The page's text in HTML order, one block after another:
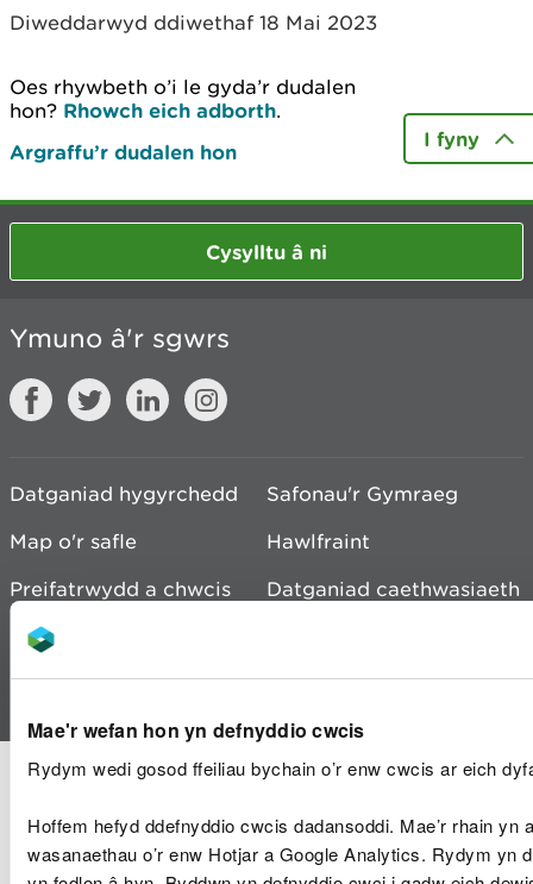
Mae'r wefan hon yn defnyddio cwcis
Rydym wedi gosod ffeiliau bychain o’r enw cwcis ar eich
Hoffem hefyd ddefnyddio cwcis dadansoddi. Mae’r rhain
wasanaethau o’r enw Hotjar a Google Analytics. Rydym yn
Diweddarwyd ddiwethaf 18 Mai 2023
Oes rhywbeth o’i le gyda’r dudalen
hon? Rhowch eich adborth.
Argraffu’r dudalen hon
I fyny
Cysylltu â ni
Ymuno â'r sgwrs
Datganiad hygyrchedd
Safonau'r Gymraeg
Map o'r safle
Hawlfraint
Preifatrwydd a chwcis
Datganiad caethwasiaeth